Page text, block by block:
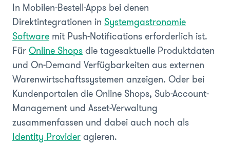
In Mobilen-Bestell-Apps bei denen
Direktintegrationen in Systemgastronomie
Software mit Push-Notifications erforderlich ist.
FürOnline Shopsdie tagesaktuelle Produktdaten
und On-Demand Verfügbarkeiten aus externen
Warenwirtschaftssystemen anzeigen. Oder bei
Kundenportalen die Online Shops, Sub-Account-
Management und Asset-Verwaltung
zusammenfassen und dabei auch noch als
Identity Provideragieren.